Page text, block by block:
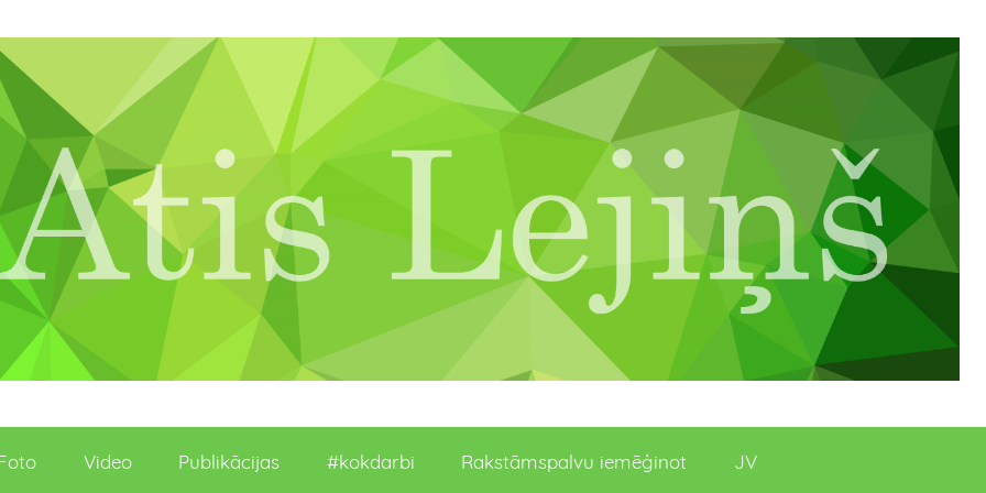
Video Publikācijas #kokdarbi Rakstāmspalvu iemēģinot JV